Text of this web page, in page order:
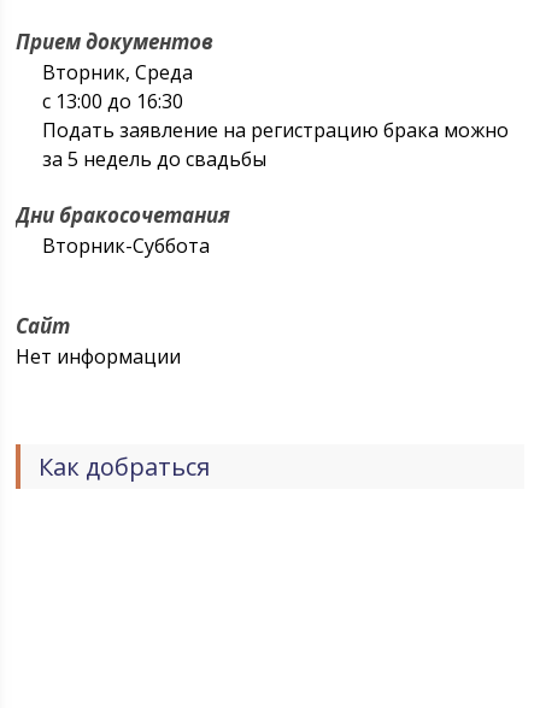
Прием документов
Вторник, Среда
с 13:00 до 16:30
Подать заявление на регистрацию брака можно
за 5 недель до свадьбы
Дни бракосочетания
Вторник-Суббота
Сайт
Нет информации
Как добраться